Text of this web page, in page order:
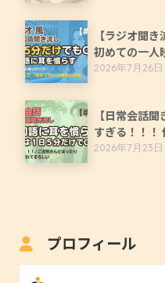
【ラジオ聞
初めての一人
2026年7月26日
【日常会話
すぎる！！！
2026年7月23日
プロフィール